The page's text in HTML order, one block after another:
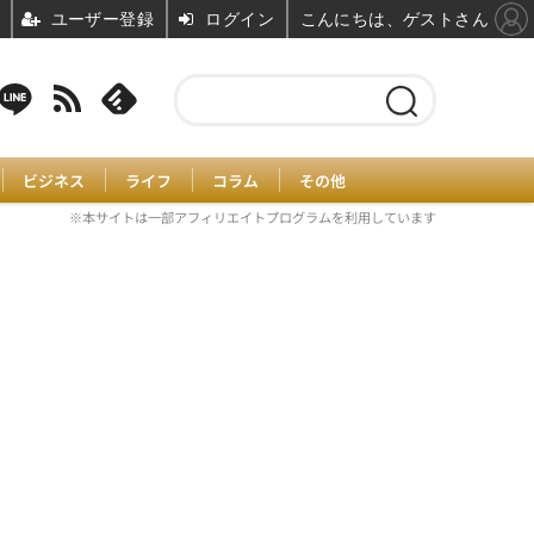
ビジネス ライフ コラム その他
※本サイトは一部アフィリエイトプログラムを利用しています
ユーザー登録 ログイン こんにちは、ゲストさん